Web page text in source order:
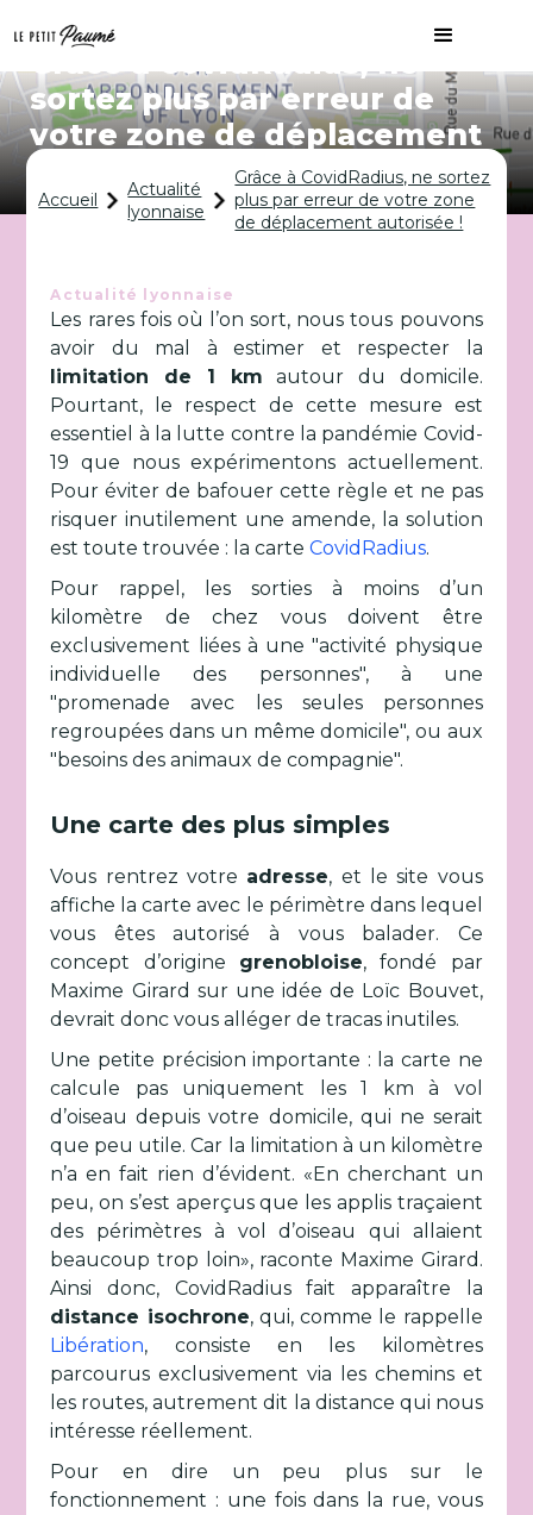
Grâce à CovidRadius, ne
sortez plus par erreur de
votre zone de déplacement
Accueil
Actualité
lyonnaise
Grâce à CovidRadius, ne sortez
plus par erreur de votre zone
de déplacement autorisée !
Actualité lyonnaise
Les rares fois où l’on sort, nous tous pouvons
avoir du mal à estimer et respecter la
limitation de 1 km autour du domicile.
Pourtant, le respect de cette mesure est
essentiel à la lutte contre la pandémie Covid-
19 que nous expérimentons actuellement.
Pour éviter de bafouer cette règle et ne pas
risquer inutilement une amende, la solution
est toute trouvée : la carteCovidRadius.
Pour rappel, les sorties à moins d’un
kilomètre de chez vous doivent être
exclusivement liées à une "activité physique
individuelle des personnes", à une
"promenade avec les seules personnes
regroupées dans un même domicile", ou aux
"besoins des animaux de compagnie".
Une carte des plus simples
Vous rentrez votre adresse, et le site vous
affiche la carte avec le périmètre dans lequel
vous êtes autorisé à vous balader. Ce
concept d’origine grenobloise, fondé par
Maxime Girard sur une idée de Loïc Bouvet,
devrait donc vous alléger de tracas inutiles.
Une petite précision importante : la carte ne
calcule pas uniquement les 1 km à vol
d’oiseau depuis votre domicile, qui ne serait
que peu utile. Car la limitation à un kilomètre
n’a en fait rien d’évident. «En cherchant un
peu, on s’est aperçus que les applis traçaient
des périmètres à vol d’oiseau qui allaient
beaucoup trop loin», raconte Maxime Girard.
Ainsi donc, CovidRadius fait apparaître la
distance isochrone, qui, comme le rappelle
Libération, consiste en les kilomètres
parcourus exclusivement via les chemins et
les routes, autrement dit la distance qui nous
intéresse réellement.
Pour en dire un peu plus sur le
fonctionnement : une fois dans la rue, vous